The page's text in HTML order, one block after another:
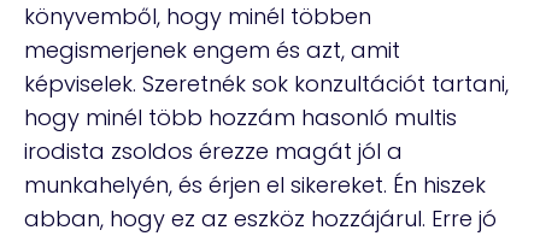
könyvemből, hogy minél többen
megismerjenek engem és azt, amit
képviselek. Szeretnék sok konzultációt tartani,
hogy minél több hozzám hasonló multis
irodista zsoldos érezze magát jól a
munkahelyén, és érjen el sikereket. Én hiszek
abban, hogy ez az eszköz hozzájárul. Erre jó